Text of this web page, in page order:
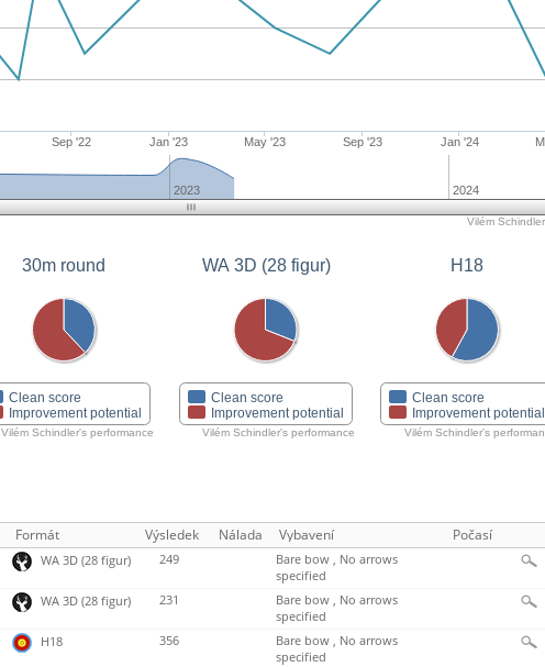
Sep '22 Jan '23 May '23 Sep '23 Jan '24
2023 2024
Vilém
30m round
Clean score
Improvement potential
Vilém Schindler's performance
WA 3D (28 figur)
Clean score
Improvement potential
Vilém Schindler's performance
H18
Clean score
Improvement potential
Vilém Schindler's
Formát Výsledek Nálada Vybavení Počasí
WA 3D (28 figur) 249
Bare bow , No arrows
specified
WA 3D (28 figur) 231
Bare bow , No arrows
specified
H18 356
Bare bow , No arrows
specified